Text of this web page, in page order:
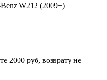
W212 (2009+)
2000 руб, возврату не